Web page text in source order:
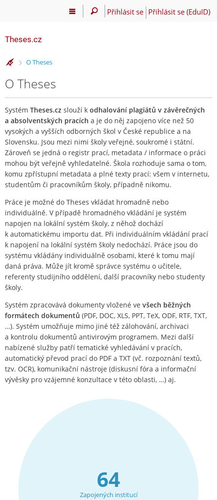
Přihlásit se Přihlásit se (EduID)
Theses.cz
>
O Theses
O Theses
Systém Theses.cz slouží k odhalování plagiátů v závěrečných
a absolventských pracích a je do něj zapojeno více než 50
vysokých a vyšších odborných škol v České republice a na
Slovensku. Jsou mezi nimi školy veřejné, soukromé i státní.
Zároveň se jedná o registr prací, metadata / informace o práci
mohou být veřejně vyhledatelné. Škola rozhoduje sama o tom,
komu zpřístupní metadata a plné texty prací: všem v internetu,
studentům či pracovníkům školy, případně nikomu.
Práce je možné do Theses vkládat hromadně nebo
individuálně. V případě hromadného vkládání je systém
napojen na lokální systém školy, z něhož dochází
k automatickému importu dat. Při individuálním vkládání prací
k napojení na lokální systém školy nedochází. Práce jsou do
systému vkládány individuálně osobami, které k tomu mají
daná práva. Může jít kromě správce systému o učitele,
referenty studijního oddělení, další pracovníky nebo studenty
školy.
Systém zpracovává dokumenty vložené ve všech běžných
formátech dokumentů (PDF, DOC, XLS, PPT, TeX, ODF, RTF, TXT,
…). Systém umožňuje mimo jiné též zálohování, archivaci
a kontrolu dokumentů antivirovým programem. Mezi další
nabízené služby patří tematické vyhledávání v pracích,
automatický převod prací do PDF a TXT (vč. rozpoznání textů,
tzv. OCR), komunikační nástroje (diskusní fóra a informační
vývěsky pro vzájemné konzultace v této oblasti, …) aj.
64
Zapojených institucí